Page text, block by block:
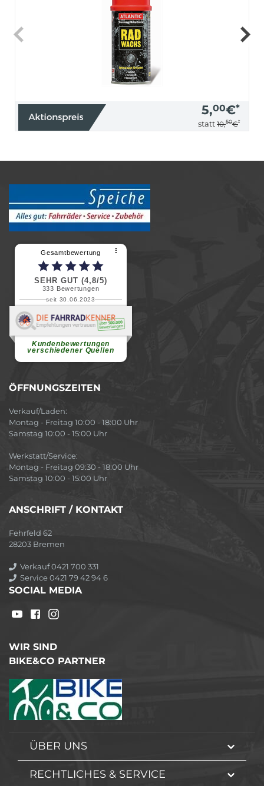
5,00€*
statt 10,50€*
Gesamtbewertung ⠇
SEHR GUT (4,8/5)
333 Bewertungen
seit 30.06.2023
Kundenbewertungen
verschiedener Quellen
Renate H.
Vielen Dank für ein herzliches
ÖFFNUNGSZEITEN
Verkauf/Laden:
Montag - Freitag 10:00 - 18:00 Uhr
Samstag 10:00 - 15:00 Uhr
Werkstatt/Service:
Montag - Freitag 09:30 - 18:00 Uhr
Samstag 10:00 - 15:00 Uhr
ANSCHRIFT / KONTAKT
Fehrfeld 62
28203 Bremen
Verkauf 0421 700 331
Service 0421 79 42 94 6
SOCIAL MEDIA
WIR SIND
BIKE&CO PARTNER
ÜBER UNS
RECHTLICHES & SERVICE